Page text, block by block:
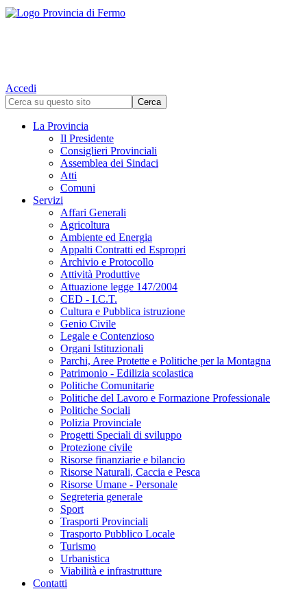
Accedi
La Provincia
Il Presidente
Consiglieri Provinciali
Assemblea dei Sindaci
Atti
Comuni
Servizi
Affari Generali
Agricoltura
Ambiente ed Energia
Appalti Contratti ed Espropri
Archivio e Protocollo
Attività Produttive
Attuazione legge 147/2004
CED - I.C.T.
Cultura e Pubblica istruzione
Genio Civile
Legale e Contenzioso
Organi Istituzionali
Parchi, Aree Protette e Politiche per la Montagna
Patrimonio - Edilizia scolastica
Politiche Comunitarie
Politiche del Lavoro e Formazione Professionale
Politiche Sociali
Polizia Provinciale
Progetti Speciali di sviluppo
Protezione civile
Risorse finanziarie e bilancio
Risorse Naturali, Caccia e Pesca
Risorse Umane - Personale
Segreteria generale
Sport
Trasporti Provinciali
Trasporto Pubblico Locale
Turismo
Urbanistica
Viabilità e infrastrutture
Contatti